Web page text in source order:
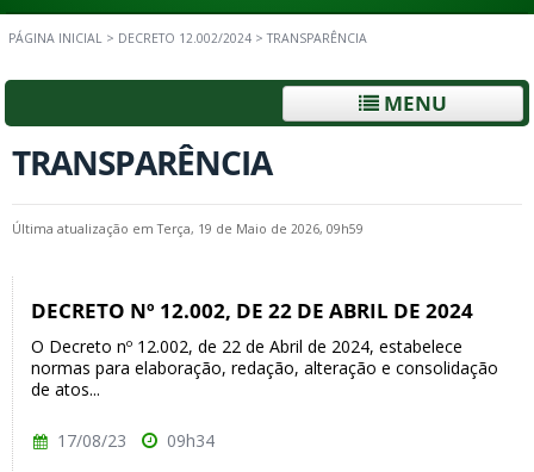
PÁGINA INICIAL > DECRETO 12.002/2024 >TRANSPARÊNCIA
MENU
TRANSPARÊNCIA
Última atualização em Terça, 19 de Maio de 2026, 09h59
DECRETO Nº 12.002, DE 22 DE ABRIL DE 2024
O Decreto nº 12.002, de 22 de Abril de 2024, estabelece
normas para elaboração, redação, alteração e consolidação
de atos...
17/08/23 09h34